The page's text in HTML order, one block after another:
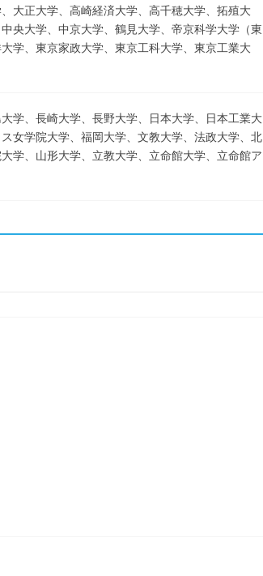
大正大学、高崎経済大学、高千穂大学、拓殖大
央大学、中京大学、鶴見大学、帝京科学大学（東
学、東京家政大学、東京工科大学、東京工業大
学、長崎大学、長野大学、日本大学、日本工業大
女学院大学、福岡大学、文教大学、法政大学、北
学、山形大学、立教大学、立命館大学、立命館ア